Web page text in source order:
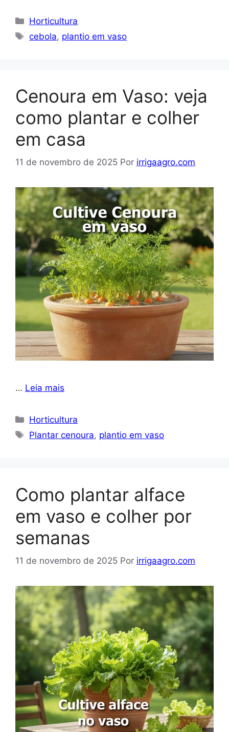
Categorias
Horticultura
Tags
cebola, plantio em vaso
Cenoura em Vaso: veja
como plantar e colher
em casa
11 de novembro de 2025 Por irrigaagro.com
… Leia mais
Categorias
Horticultura
Tags
Plantar cenoura, plantio em vaso
Como plantar alface
em vaso e colher por
semanas
11 de novembro de 2025 Por irrigaagro.com